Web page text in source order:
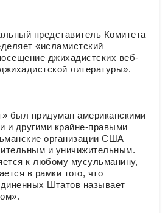
представитель Комитета
«исламистский
джихадистских веб-
литературы».
был придуман американскими
и другими крайне-правыми
организации США
и уничижительным.
к любому мусульманину,
в рамки того, что
Штатов называет